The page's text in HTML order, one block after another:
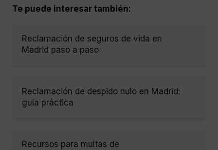
Te puede interesar también:
Reclamación de seguros de vida en
Madrid paso a paso
Reclamación de despido nulo en Madrid:
guía práctica
Recursos para multas de